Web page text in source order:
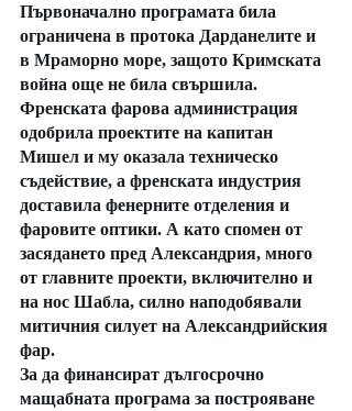
Първоначално програмата била
ограничена в протока Дарданелите и
в Мраморно море, защото Кримската
война още не била свършила.
Френската фарова администрация
одобрила проектите на капитан
Мишел и му оказала техническо
съдействие, а френската индустрия
доставила фенерните отделения и
фаровите оптики. А като спомен от
засядането пред Александрия, много
от главните проекти, включително и
на нос Шабла, силно наподобявали
митичния силует на Александрийския
фар.
За да финансират дългосрочно
мащабната програма за построяване